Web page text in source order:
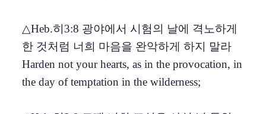
△Heb.히3:8 광야에서 시험의 날에 격노하게
한 것처럼 너희 마음을 완악하게 하지 말라
Harden not your hearts, as in the provocation, in
the day of temptation in the wilderness;